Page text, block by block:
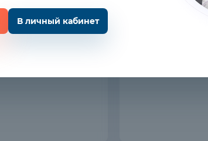
В личный кабинет